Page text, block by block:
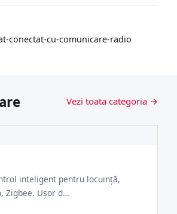
conectat-cu-comunicare-radio
Vezi toata categoria →
inteligent pentru locuință,
Zigbee. Ușor d…